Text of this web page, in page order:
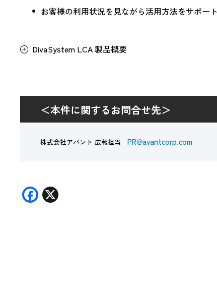
お客様の利用状況を見ながら活用方法をサポート
DivaSystem LCA 製品概要
＜本件に関するお問合せ先＞
株式会社アバント 広報担当 PR@avantcorp.com
F